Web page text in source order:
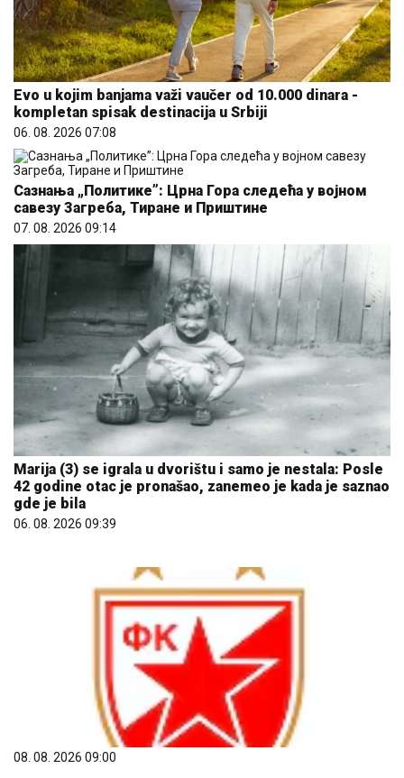
Evo u kojim banjama važi vaučer od 10.000 dinara -
kompletan spisak destinacija u Srbiji
06. 08. 2026 07:08
Сазнања „Политике”: Црна Гора следећа у војном
савезу Загреба, Тиране и Приштине
07. 08. 2026 09:14
Marija (3) se igrala u dvorištu i samo je nestala: Posle
42 godine otac je pronašao, zanemeo je kada je saznao
gde je bila
06. 08. 2026 09:39
08. 08. 2026 09:00